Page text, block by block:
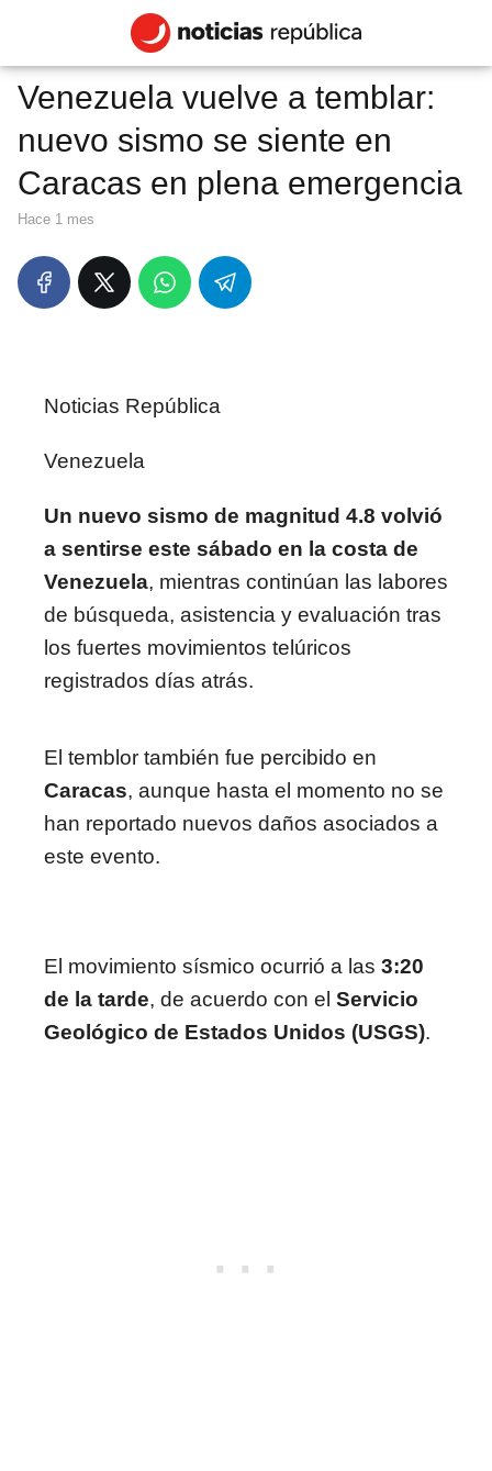
Venezuela vuelve a temblar:
nuevo sismo se siente en
Caracas en plena emergencia
hace 1 mes
Noticias República
Venezuela
Un nuevo sismo de magnitud 4.8 volvió
a sentirse este sábado en la costa de
Venezuela, mientras continúan las labores
de búsqueda, asistencia y evaluación tras
los fuertes movimientos telúricos
registrados días atrás.
El temblor también fue percibido en
Caracas, aunque hasta el momento no se
han reportado nuevos daños asociados a
este evento.
El movimiento sísmico ocurrió a las 3:20
de la tarde, de acuerdo con el Servicio
Geológico de Estados Unidos (USGS).